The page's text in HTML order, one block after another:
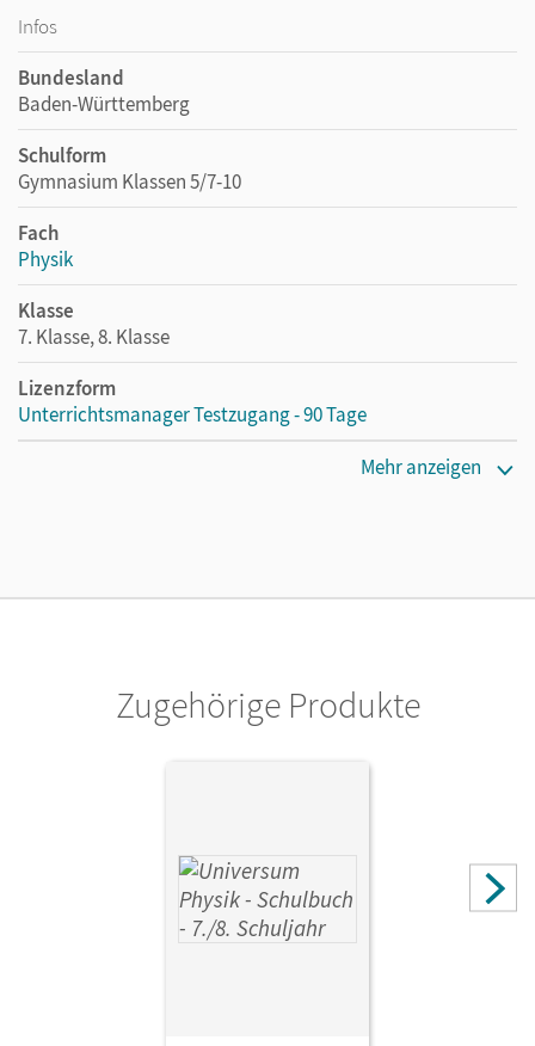
Infos
Bundesland
Baden-Württemberg
Schulform
Gymnasium Klassen 5/7-10
Fach
Physik
Klasse
7. Klasse, 8. Klasse
Lizenzform
Unterrichtsmanager Testzugang - 90 Tage
Cornelsen Verlag
Mehr anzeigen
Zugehörige Produkte